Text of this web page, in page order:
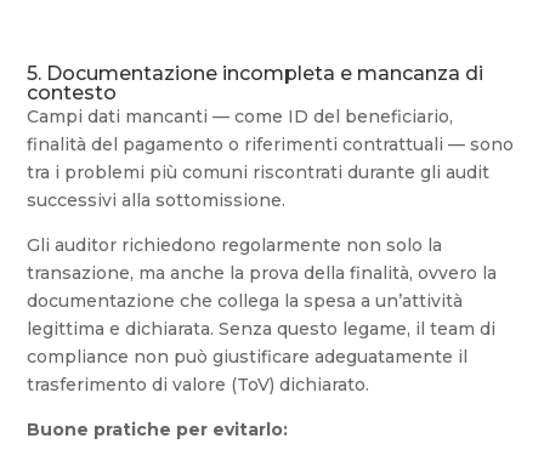
5. Documentazione incompleta e mancanza di
contesto
Campi dati mancanti — come ID del beneficiario,
finalità del pagamento o riferimenti contrattuali — sono
tra i problemi più comuni riscontrati durante gli audit
successivi alla sottomissione.
Gli auditor richiedono regolarmente non solo la
transazione, ma anche la prova della finalità, ovvero la
documentazione che collega la spesa a un’attività
legittima e dichiarata. Senza questo legame, il team di
compliance non può giustificare adeguatamente il
trasferimento di valore (ToV) dichiarato.
Buone pratiche per evitarlo: